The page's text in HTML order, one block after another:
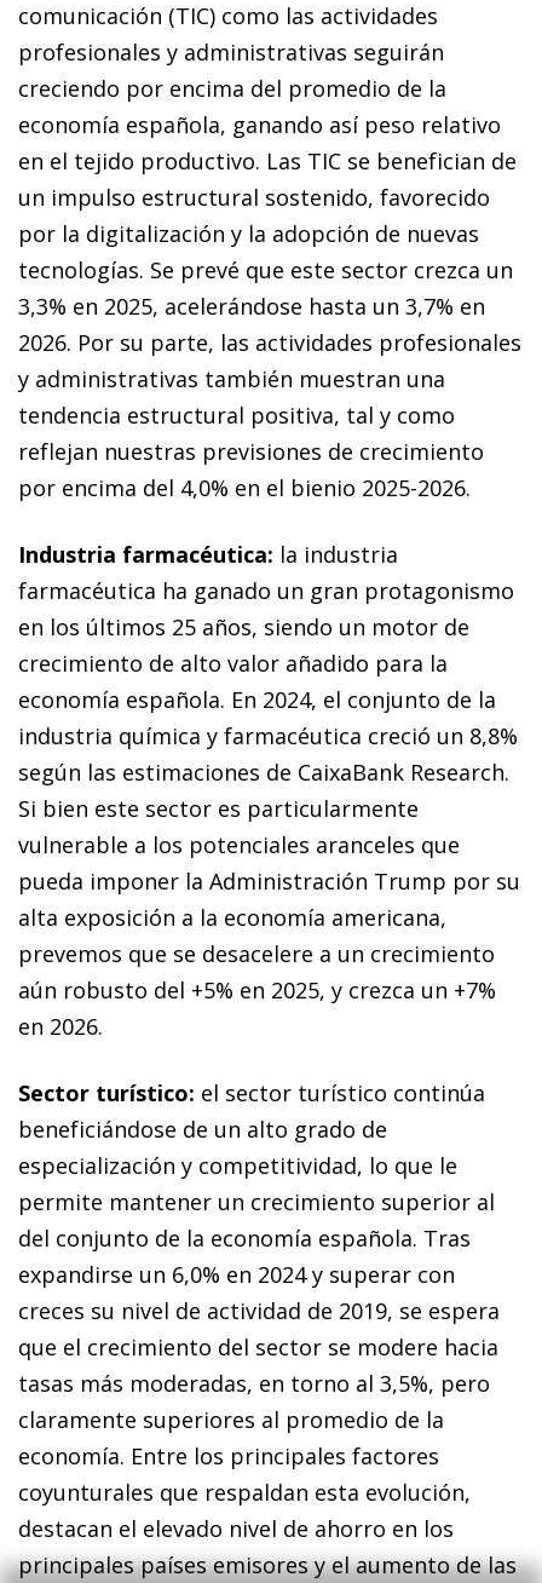
comunicación (TIC) como las actividades
profesionales y administrativas seguirán
creciendo por encima del promedio de la
economía española, ganando así peso relativo
en el tejido productivo. Las TIC se benefician de
un impulso estructural sostenido, favorecido
por la digitalización y la adopción de nuevas
tecnologías. Se prevé que este sector crezca un
3,3% en 2025, acelerándose hasta un 3,7% en
2026. Por su parte, las actividades profesionales
y administrativas también muestran una
tendencia estructural positiva, tal y como
reflejan nuestras previsiones de crecimiento
por encima del 4,0% en el bienio 2025-2026.
Industria farmacéutica: la industria
farmacéutica ha ganado un gran protagonismo
en los últimos 25 años, siendo un motor de
crecimiento de alto valor añadido para la
economía española. En 2024, el conjunto de la
industria química y farmacéutica creció un 8,8%
según las estimaciones de CaixaBank Research.
Si bien este sector es particularmente
vulnerable a los potenciales aranceles que
pueda imponer la Administración Trump por su
alta exposición a la economía americana,
prevemos que se desacelere a un crecimiento
aún robusto del +5% en 2025, y crezca un +7%
en 2026.
Sector turístico: el sector turístico continúa
beneficiándose de un alto grado de
especialización y competitividad, lo que le
permite mantener un crecimiento superior al
del conjunto de la economía española. Tras
expandirse un 6,0% en 2024 y superar con
creces su nivel de actividad de 2019, se espera
que el crecimiento del sector se modere hacia
tasas más moderadas, en torno al 3,5%, pero
claramente superiores al promedio de la
economía. Entre los principales factores
coyunturales que respaldan esta evolución,
destacan el elevado nivel de ahorro en los
principales países emisores y el aumento de las